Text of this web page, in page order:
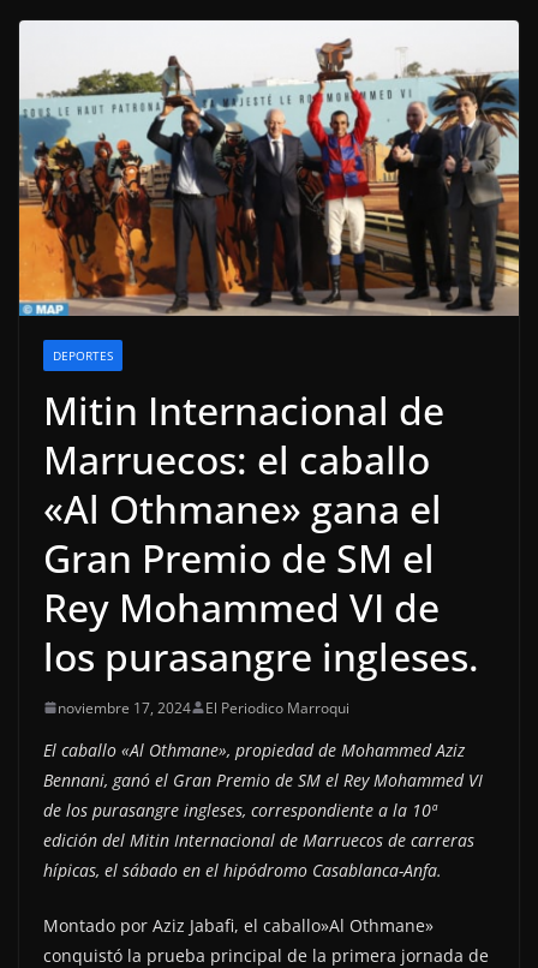
DEPORTES
Mitin Internacional de
Marruecos: el caballo
«Al Othmane» gana el
Gran Premio de SM el
Rey Mohammed VI de
los purasangre ingleses.
noviembre 17, 2024 El Periodico Marroqui
El caballo «Al Othmane», propiedad de Mohammed Aziz
Bennani, ganó el Gran Premio de SM el Rey Mohammed VI
de los purasangre ingleses, correspondiente a la 10ª
edición del Mitin Internacional de Marruecos de carreras
hípicas, el sábado en el hipódromo Casablanca-Anfa.
Montado por Aziz Jabafi, el caballo»Al Othmane»
conquistó la prueba principal de la primera jornada de